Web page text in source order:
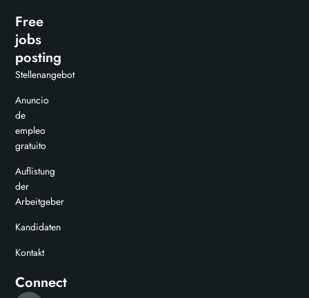
Free
jobs
posting
Stellenangebot
Anuncio
de
empleo
gratuito
Auflistung
der
Arbeitgeber
Kandidaten
Kontakt
Connect